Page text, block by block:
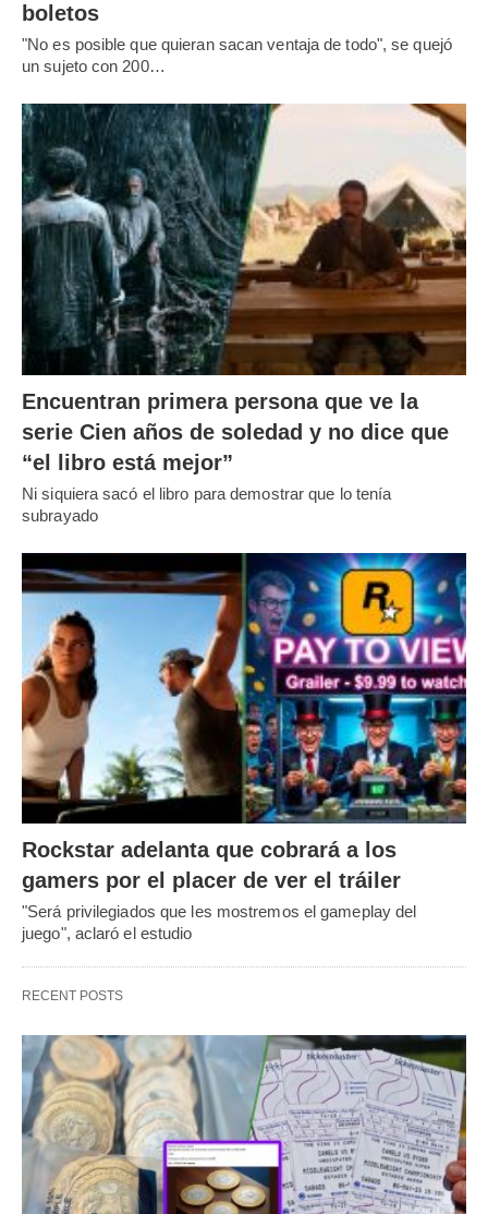
boletos
"No es posible que quieran sacan ventaja de todo", se quejó
un sujeto con 200…
Encuentran primera persona que ve la
serie Cien años de soledad y no dice que
“el libro está mejor”
Ni siquiera sacó el libro para demostrar que lo tenía
subrayado
Rockstar adelanta que cobrará a los
gamers por el placer de ver el tráiler
"Será privilegiados que les mostremos el gameplay del
juego", aclaró el estudio
RECENT POSTS